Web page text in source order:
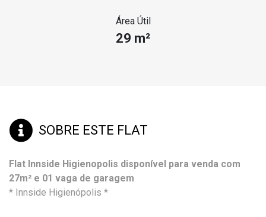
Área Útil
29 m²
SOBRE ESTE FLAT
Flat Innside Higienopolis disponível para venda com
27m² e 01 vaga de garagem
* Innside Higienópolis *